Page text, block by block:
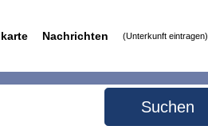
Nachrichten (Unterkunft eintragen)
Suchen